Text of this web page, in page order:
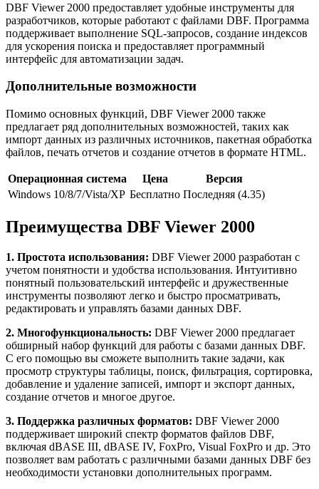
DBF Viewer 2000 предоставляет удобные инструменты для
разработчиков, которые работают с файлами DBF. Программа
поддерживает выполнение SQL-запросов, создание индексов
для ускорения поиска и предоставляет программный
интерфейс для автоматизации задач.
Дополнительные возможности
Помимо основных функций, DBF Viewer 2000 также
предлагает ряд дополнительных возможностей, таких как
импорт данных из различных источников, пакетная обработка
файлов, печать отчетов и создание отчетов в формате HTML.
Операционная система Цена
Версия
Windows 10/8/7/Vista/XP Бесплатно Последняя (4.35)
Преимущества DBF Viewer 2000
1. Простота использования: DBF Viewer 2000 разработан с
учетом понятности и удобства использования. Интуитивно
понятный пользовательский интерфейс и дружественные
инструменты позволяют легко и быстро просматривать,
редактировать и управлять базами данных DBF.
2. Многофункциональность: DBF Viewer 2000 предлагает
обширный набор функций для работы с базами данных DBF.
С его помощью вы сможете выполнить такие задачи, как
просмотр структуры таблицы, поиск, фильтрация, сортировка,
добавление и удаление записей, импорт и экспорт данных,
создание отчетов и многое другое.
3. Поддержка различных форматов: DBF Viewer 2000
поддерживает широкий спектр форматов файлов DBF,
включая dBASE III, dBASE IV, FoxPro, Visual FoxPro и др. Это
позволяет вам работать с различными базами данных DBF без
необходимости установки дополнительных программ.